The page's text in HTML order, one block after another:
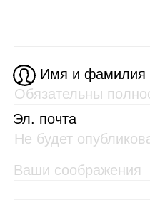
Имя и фамилия
Эл. почта